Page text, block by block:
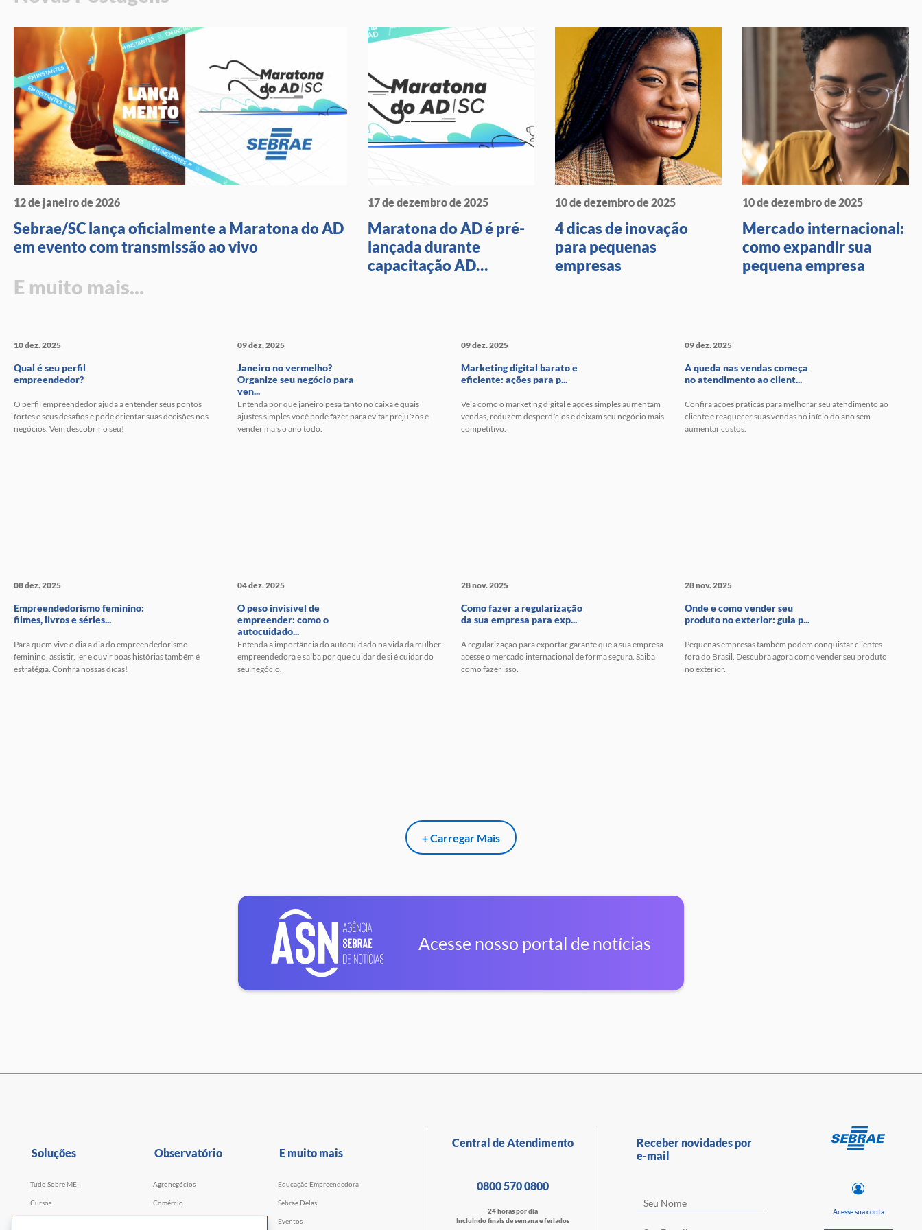
12 de janeiro de 2026
Sebrae/SC lança oficialmente a Maratona do AD
em evento com transmissão ao vivo
17 de dezembro de 2025
Maratona do AD é pré-
lançada durante
capacitação AD
10 de dezembro de 2025
4 dicas de inovação
para pequenas
empresas
10 de dezembro de 2025
Mercado internacional:
como expandir sua
pequena empresa
E muito mais...
10 dez. 2025
Qual é seu perfil
empreendedor?
O perfil empreendedor ajuda a entender seus pontos
fortes e seus desafios e pode orientar suas decisões nos
negócios. Vem descobrir o seu!
09 dez. 2025
Janeiro no vermelho?
Organize seu negócio para
ven...
Entenda por que janeiro pesa tanto no caixa e quais
ajustes simples você pode fazer para evitar prejuízos e
vender mais o ano todo.
09 dez. 2025
Marketing digital barato e
eficiente: ações para p...
Veja como o marketing digital e ações simples aumentam
vendas, reduzem desperdícios e deixam seu negócio mais
competitivo.
09 dez. 2025
A queda nas vendas começa
no atendimento ao client...
Confira ações práticas para melhorar seu atendimento ao
cliente e reaquecer suas vendas no início do ano sem
aumentar custos.
08 dez. 2025
Empreendedorismo feminino:
filmes, livros e séries...
Para quem vive o dia a dia do empreendedorismo
feminino, assistir, ler e ouvir boas histórias também é
estratégia. Confira nossas dicas!
04 dez. 2025
O peso invisível de
empreender: como o
autocuidado...
Entenda a importância do autocuidado na vida da mulher
empreendedora e saiba por que cuidar de si é cuidar do
seu negócio.
28 nov. 2025
Como fazer a regularização
da sua empresa para exp...
A regularização para exportar garante que a sua empresa
acesse o mercado internacional de forma segura. Saiba
como fazer isso.
28 nov. 2025
Onde e como vender seu
produto no exterior: guia p...
Pequenas empresas também podem conquistar clientes
fora do Brasil. Descubra agora como vender seu produto
no exterior.
+ Carregar Mais
Acesse nosso portal de notícias
Soluções
Tudo Sobre MEI
Cursos
Observatório
Agronegócios
Comércio
E muito mais
Educação Empreendedora
Sebrae Delas
Eventos
Central de Atendimento
0800 570 0800
24 horas por dia
Incluindo finais de semana e feriados
Receber novidades por
e-mail
Acesse sua conta